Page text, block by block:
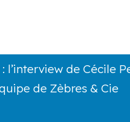
l’interview de Cécile
de Zèbres & Cie